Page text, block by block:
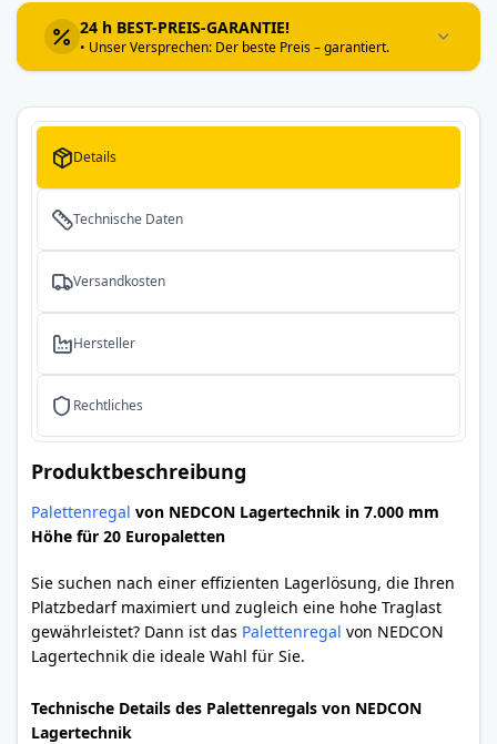
24 h BEST-PREIS-GARANTIE!
• Unser Versprechen: Der beste Preis – garantiert.
Details
Technische Daten
Versandkosten
Hersteller
Rechtliches
Produktbeschreibung
Palettenregal von NEDCON Lagertechnik in 7.000 mm
Höhe für 20 Europaletten
Sie suchen nach einer effizienten Lagerlösung, die Ihren
Platzbedarf maximiert und zugleich eine hohe Traglast
gewährleistet? Dann ist das Palettenregal von NEDCON
Lagertechnik die ideale Wahl für Sie.
Technische Details des Palettenregals von NEDCON
Lagertechnik